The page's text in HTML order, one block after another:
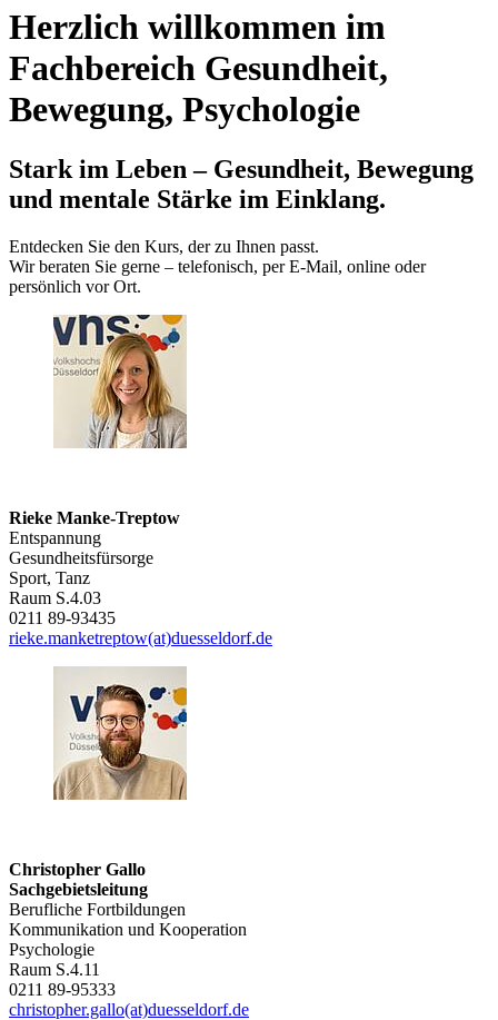
Herzlich willkommen im
Fachbereich Gesundheit,
Bewegung, Psychologie
Stark im Leben – Gesundheit, Bewegung
und mentale Stärke im Einklang.
Entdecken Sie den Kurs, der zu Ihnen passt.
Wir beraten Sie gerne – telefonisch, per E‑Mail, online oder
persönlich vor Ort.
Rieke Manke-Treptow
Entspannung
Gesundheitsfürsorge
Sport, Tanz
Raum S.4.03
0211 89-93435
rieke.manketreptow(at)duesseldorf.de
Christopher Gallo
Sachgebietsleitung
Berufliche Fortbildungen
Kommunikation und Kooperation
Psychologie
Raum S.4.11
0211 89-95333
christopher.gallo(at)duesseldorf.de